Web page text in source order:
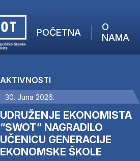
POČETNA
O
NAMA
AKTUELNO
ANALIZE
KOMPANIJE
FINANSIJE
IZ STRANIH MEDIJA
AKTIVNOSTI
30. Juna 2026.
UDRUŽENJE EKONOMISTA
“SWOT” NAGRADILO
UČENICU GENERACIJE
EKONOMSKE ŠKOLE